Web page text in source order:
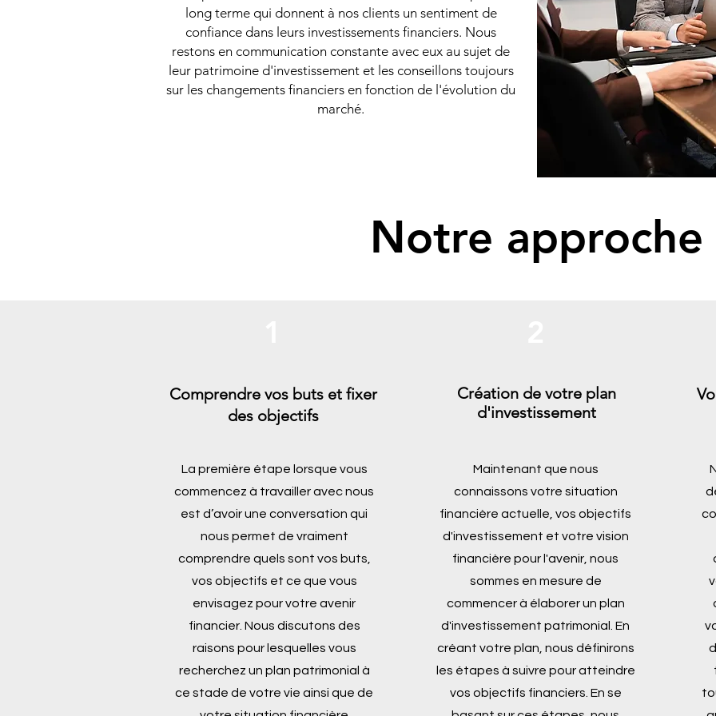
long terme qui donnent à nos clients un sentiment de
confiance dans leurs investissements financiers. Nous
restons en communication constante avec eux au sujet de
leur patrimoine d'investissement et les conseillons toujours
sur les changements financiers en fonction de l'évolution du
marché.
Notre approche
Comprendre vos buts et fixer
des objectifs
La première étape lorsque vous
commencez à travailler avec nous
est d’avoir une conversation qui
nous permet de vraiment
comprendre quels sont vos buts,
vos objectifs et ce que vous
envisagez pour votre avenir
financier. Nous discutons des
raisons pour lesquelles vous
recherchez un plan patrimonial à
ce stade de votre vie ainsi que de
Création de votre plan
d'investissement
Maintenant que nous
connaissons votre situation
financière actuelle, vos objectifs
d'investissement et votre vision
financière pour l'avenir, nous
sommes en mesure de
commencer à élaborer un plan
d'investissement patrimonial. En
créant votre plan, nous définirons
les étapes à suivre pour atteindre
vos objectifs financiers. En se